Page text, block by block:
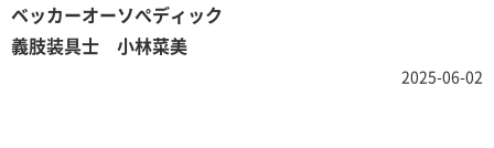
ベッカーオーソぺディック
義肢装具士 小林菜美
2025-06-02